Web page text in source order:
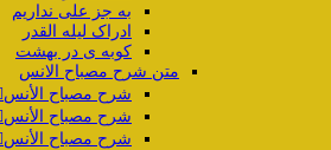
به جز علی نداریم
ادراک لیله القدر
کوبه ی در بهشت
متن شرح مصباح الانس
شرح مصباح الأنس۱️⃣
شرح مصباح الأنس۲️⃣
شرح مصباح الأنس۳️⃣